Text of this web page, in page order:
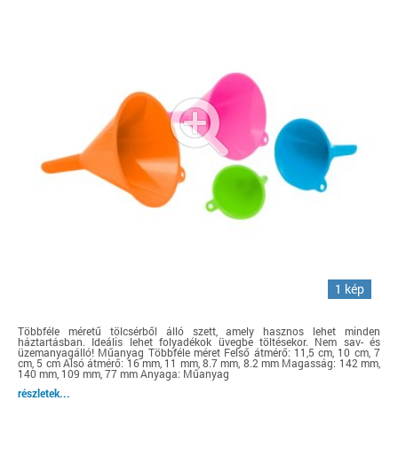
1 kép
Többféle méretű tölcsérből álló szett, amely hasznos lehet minden
háztartásban. Ideális lehet folyadékok üvegbe töltésekor. Nem sav- és
üzemanyagálló! Műanyag Többféle méret Felső átmérő: 11,5 cm, 10 cm, 7
cm, 5 cm Alsó átmérő: 16 mm, 11 mm, 8.7 mm, 8.2 mm Magasság: 142 mm,
140 mm, 109 mm, 77 mm Anyaga: Műanyag
részletek...